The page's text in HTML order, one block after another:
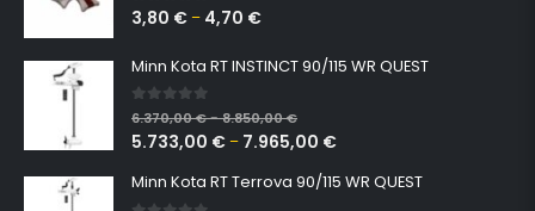
0 out of 5
3,80 € – 4,70 €
Minn Kota RT INSTINCT 90/115 WR QUEST
0 out of 5
6.370,00€–8.850,00€
5.733,00 € – 7.965,00 €
Minn Kota RT Terrova 90/115 WR QUEST